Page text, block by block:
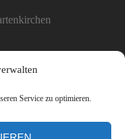
Service zu optimieren.